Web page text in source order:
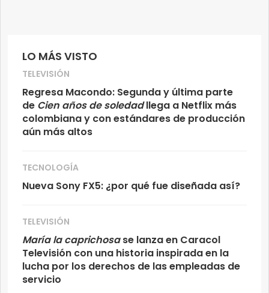
LO MÁS VISTO
TELEVISIÓN
Regresa Macondo: Segunda y última parte
de Cien años de soledadllega a Netflix más
colombiana y con estándares de producción
aún más altos
TECNOLOGÍA
Nueva Sony FX5: ¿por qué fue diseñada así?
TELEVISIÓN
María la caprichosase lanza en Caracol
Televisión con una historia inspirada en la
lucha por los derechos de las empleadas de
servicio